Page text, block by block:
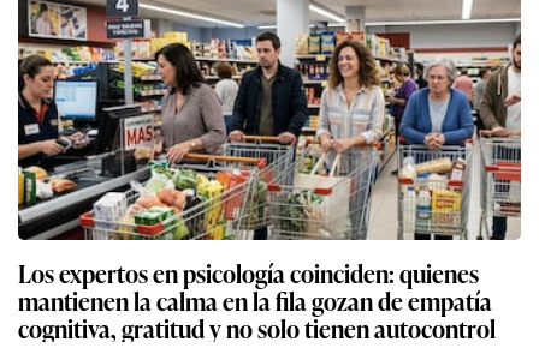
Los expertos en psicología coinciden: quienes
mantienen la calma en la fila gozan de empatía
cognitiva, gratitud y no solo tienen autocontrol